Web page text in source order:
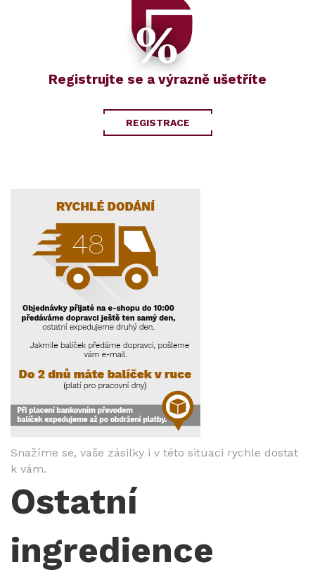
Registrujte se a výrazně ušetříte
REGISTRACE
Snažíme se, vaše zásilky i v této situaci rychle dostat
k vám.
Ostatní
ingredience